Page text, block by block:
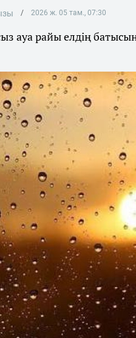
2026 ж. 05 там., 07:30
райы елдің